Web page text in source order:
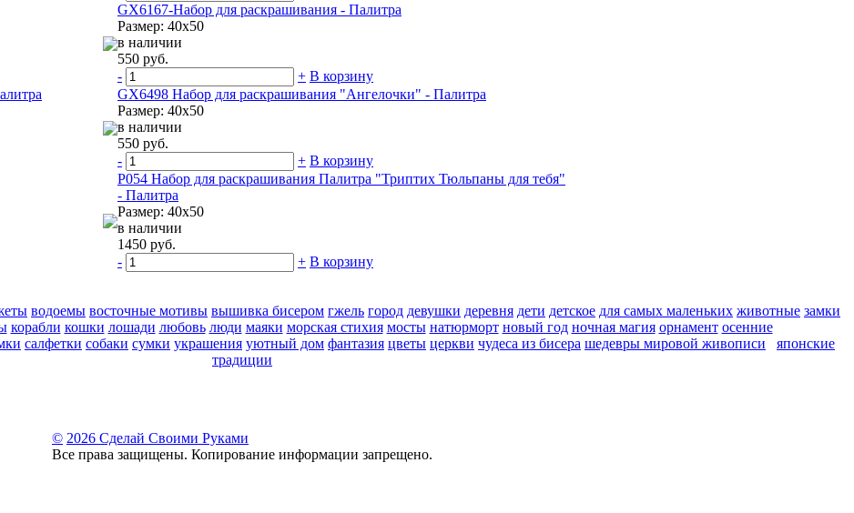
GX6167-Набор для раскрашивания - Палитра
Размер: 40х50
в наличии
550 руб.
-
+ В корзину
GX6498 Набор для раскрашивания "Ангелочки" - Палитра
Размер: 40х50
в наличии
550 руб.
-
+ В корзину
Р054 Набор для раскрашивания Палитра "Триптих Тюльпаны для тебя"
- Палитра
Размер: 40х50
в наличии
1450 руб.
-
+ В корзину
водоемы восточные мотивы вышивка бисером гжель город девушки деревня дети детское для самых маленьких животные замки
корабли кошки лошади любовь люди маяки морская стихия мосты натюрморт новый год ночная магия орнамент осенние
салфетки собаки сумки украшения уютный дом фантазия цветы церкви чудеса из бисера шедевры мировой живописи
японские
традиции
© 2026 Сделай Своими Руками
Все права защищены. Копирование информации запрещено.